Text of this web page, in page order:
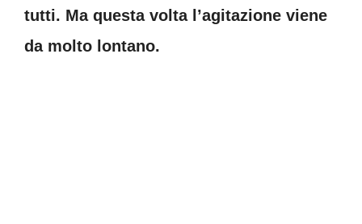
tutti. Ma questa volta l’agitazione viene
da molto lontano.